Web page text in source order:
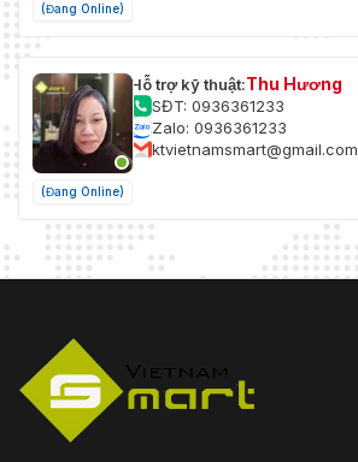
(Đang Online)
(Đang Online)
Hỗ trợ kỹ thuật:Thu Hương
SĐT: 0936361233
Zalo: 0936361233
ktvietnamsmart@gmail.com